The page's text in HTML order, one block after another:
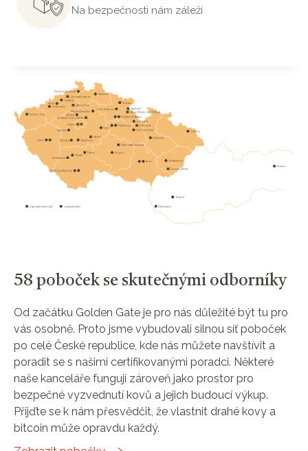
Na bezpečnosti nám záleží
58 poboček se skutečnými odborníky
Od začátku Golden Gate je pro nás důležité být tu pro
vás osobně. Proto jsme vybudovali silnou síť poboček
po celé České republice, kde nás můžete navštívit a
poradit se s našimi certifikovanými poradci. Některé
naše kanceláře fungují zároveň jako prostor pro
bezpečné vyzvednutí kovů a jejich budoucí výkup.
Přijďte se k nám přesvědčit, že vlastnit drahé kovy a
bitcoin může opravdu každý.